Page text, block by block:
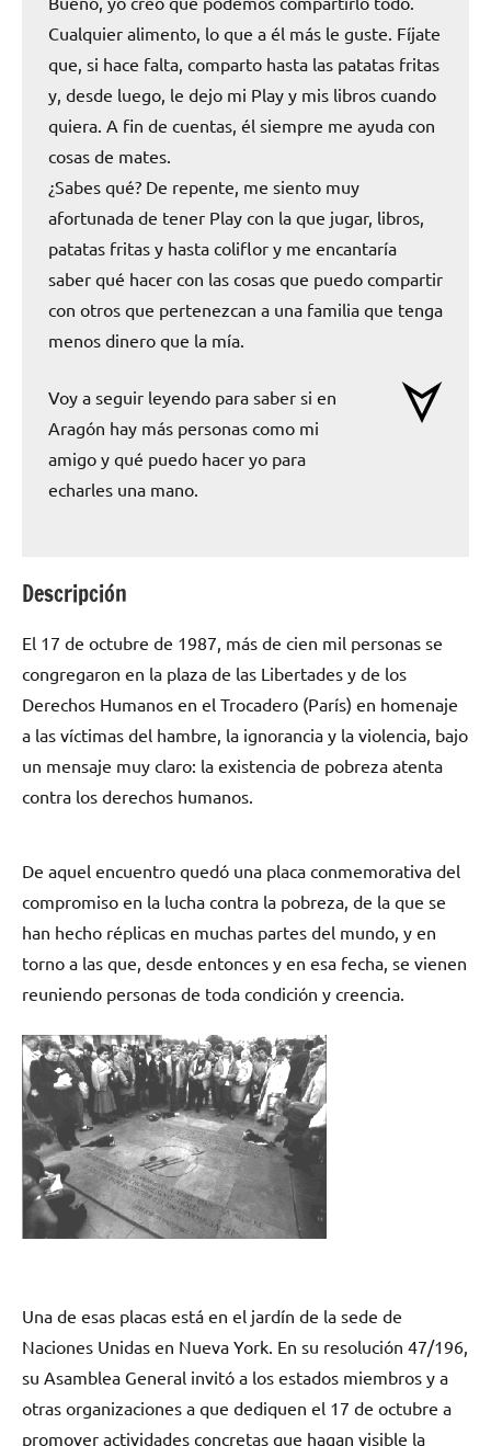
Cualquier alimento, lo que a él más le guste. Fíjate
que, si hace falta, comparto hasta las patatas fritas
y, desde luego, le dejo mi Play y mis libros cuando
quiera. A fin de cuentas, él siempre me ayuda con
cosas de mates.
¿Sabes qué? De repente, me siento muy
afortunada de tener Play con la que jugar, libros,
patatas fritas y hasta coliflor y me encantaría
saber qué hacer con las cosas que puedo compartir
con otros que pertenezcan a una familia que tenga
menos dinero que la mía.
Voy a seguir leyendo para saber si en
Aragón hay más personas como mi
amigo y qué puedo hacer yo para
echarles una mano.
Descripción
El 17 de octubre de 1987, más de cien mil personas se
congregaron en la plaza de las Libertades y de los
Derechos Humanos en el Trocadero (París) en homenaje
a las víctimas del hambre, la ignorancia y la violencia, bajo
un mensaje muy claro: la existencia de pobreza atenta
contra los derechos humanos.
De aquel encuentro quedó una placa conmemorativa del
compromiso en la lucha contra la pobreza, de la que se
han hecho réplicas en muchas partes del mundo, y en
torno a las que, desde entonces y en esa fecha, se vienen
reuniendo personas de toda condición y creencia.
Una de esas placas está en el jardín de la sede de
Naciones Unidas en Nueva York. En su resolución 47/196,
su Asamblea General invitó a los estados miembros y a
otras organizaciones a que dediquen el 17 de octubre a
promover actividades concretas que hagan visible la